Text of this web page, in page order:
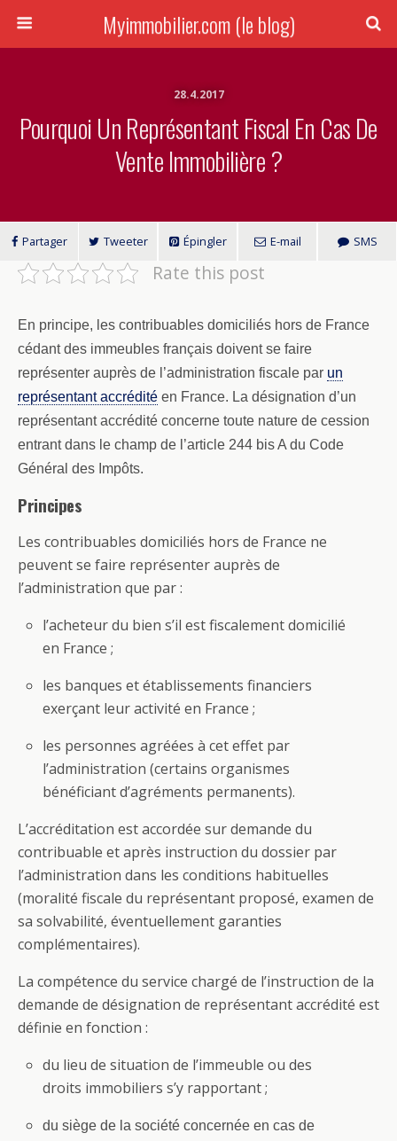
Myimmobilier.com (le blog)
28.4.2017
Pourquoi Un Représentant Fiscal En Cas De
Vente Immobilière ?
Partager Tweeter Épingler E-mail SMS
Rate this post
En principe, les contribuables domiciliés hors de France
cédant des immeubles français doivent se faire
représenter auprès de l’administration fiscale par un
représentant accrédité en France. La désignation d’un
représentant accrédité concerne toute nature de cession
entrant dans le champ de l’article 244 bis A du Code
Général des Impôts.
Principes
Les contribuables domiciliés hors de France ne
peuvent se faire représenter auprès de
l’administration que par :
l’acheteur du bien s’il est fiscalement domicilié
en France ;
les banques et établissements financiers
exerçant leur activité en France ;
les personnes agréées à cet effet par
l’administration (certains organismes
bénéficiant d’agréments permanents).
L’accréditation est accordée sur demande du
contribuable et après instruction du dossier par
l’administration dans les conditions habituelles
(moralité fiscale du représentant proposé, examen de
sa solvabilité, éventuellement garanties
complémentaires).
La compétence du service chargé de l’instruction de la
demande de désignation de représentant accrédité est
définie en fonction :
du lieu de situation de l’immeuble ou des
droits immobiliers s’y rapportant ;
du siège de la société concernée en cas de